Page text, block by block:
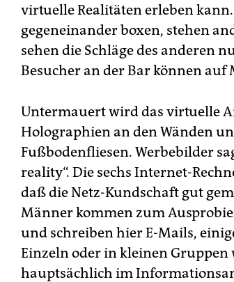
virtuelle Realitäten erleben
gegeneinander boxen, stehen
sehen die Schläge des anderen
Besucher an der Bar können
Untermauert wird das virtuelle
Holographien an den Wänden
Fußbodenfliesen. Werbebilder
reality“. Die sechs Internet-
daß die Netz-Kundschaft gut
Männer kommen zum
und schreiben hier E-Mails,
Einzeln oder in kleinen
hauptsächlich im